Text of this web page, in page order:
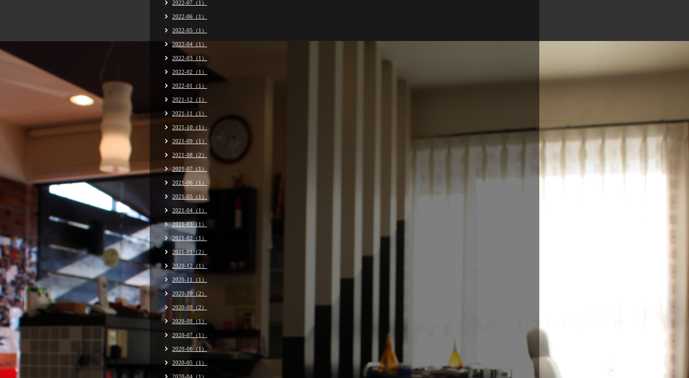
2022-07（1）
2022-06（1）
2022-05（1）
2022-04（1）
2022-03（1）
2022-02（1）
2022-01（1）
2021-12（1）
2021-11（1）
2021-10（1）
2021-09（1）
2021-08（2）
2021-07（1）
2021-06（1）
2021-05（1）
2021-04（1）
2021-03（1）
2021-02（1）
2021-01（2）
2020-12（1）
2020-11（1）
2020-10（2）
2020-09（2）
2020-08（1）
2020-07（1）
2020-06（1）
2020-05（1）
2020-04（1）